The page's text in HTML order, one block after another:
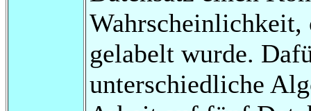
gelabelt wurde.
unterschiedliche